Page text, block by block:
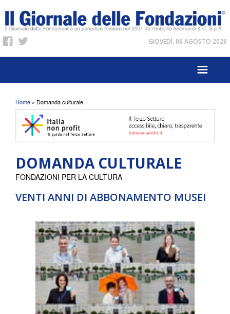
GIOVEDÌ, 06 AGOSTO 2026
Tu sei qui
Home » Domanda culturale
DOMANDA CULTURALE
VENTI ANNI DI ABBONAMENTO MUSEI
FONDAZIONI PER LA CULTURA